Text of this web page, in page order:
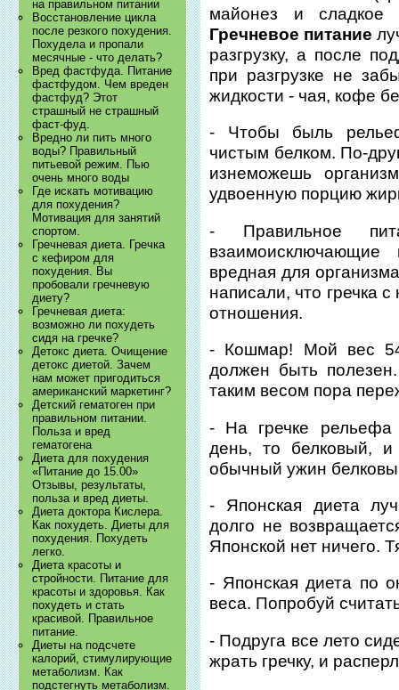
на правильном питании
Восстановление цикла
после резкого похудения.
Похудела и пропали
месячные - что делать?
Вред фастфуда. Питание
фастфудом. Чем вреден
фастфуд? Этот
страшный не страшный
фаст-фуд.
Вредно ли пить много
воды? Правильный
питьевой режим. Пью
очень много воды
Где искать мотивацию
для похудения?
Мотивация для занятий
спортом.
Гречневая диета. Гречка
с кефиром для
похудения. Вы
пробовали гречневую
диету?
Гречневая диета:
возможно ли похудеть
сидя на гречке?
Детокс диета. Очищение
детокс диетой. Зачем
нам может пригодиться
американский маркетинг?
Детский гематоген при
правильном питании.
Польза и вред
гематогена
Диета для похудения
«Питание до 15.00»
Отзывы, результаты,
польза и вред диеты.
Диета доктора Кислера.
Как похудеть. Диеты для
похудения. Похудеть
легко.
Диета красоты и
стройности. Питание для
красоты и здоровья. Как
похудеть и стать
красивой. Правильное
питание.
Диеты на подсчете
калорий, стимулирующие
метаболизм. Как
подстегнуть метаболизм.
майонез и
Гречневое питание
разгрузку, а после
при разгрузке не
жидкости - чая, кофе
- Чтобы быль
чистым белком. По-
изнеможешь
удвоенную порцию
- Правильное
вредная для
написали, что гречка
отношения.
- Кошмар! Мой вес
должен быть
таким весом пора
- На гречке рельефа
день, то белковый,
обычный ужин
- Японская диета
долго не
Японской нет ничего.
- Японская диета по
веса. Попробуй
- Подруга все лето
жрать гречку, и